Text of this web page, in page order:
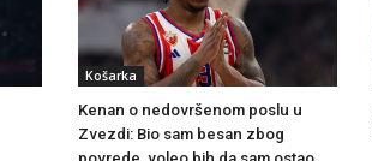
Košarka
Kenan o nedovršenom poslu u
Zvezdi: Bio sam besan zbog